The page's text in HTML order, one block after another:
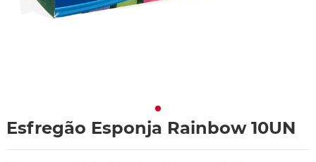
Esfregão Esponja Rainbow 10UN